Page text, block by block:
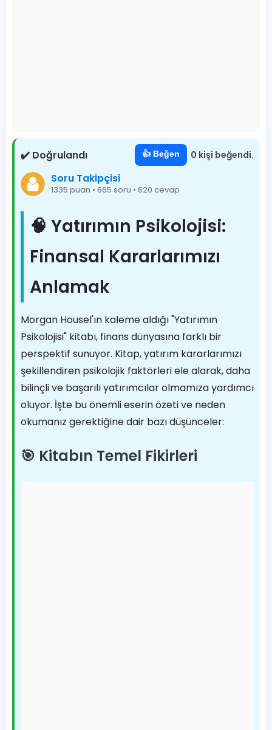
✔️ Doğrulandı 👍 Beğen 0 kişi beğendi.
Soru Takipçisi
1335 puan • 665 soru • 620 cevap
🧠 Yatırımın Psikolojisi:
Finansal Kararlarımızı
Anlamak
Morgan Housel'ın kaleme aldığı "Yatırımın
Psikolojisi" kitabı, finans dünyasına farklı bir
perspektif sunuyor. Kitap, yatırım kararlarımızı
şekillendiren psikolojik faktörleri ele alarak, daha
bilinçli ve başarılı yatırımcılar olmamıza yardımcı
oluyor. İşte bu önemli eserin özeti ve neden
okumanız gerektiğine dair bazı düşünceler:
🎯 Kitabın Temel Fikirleri